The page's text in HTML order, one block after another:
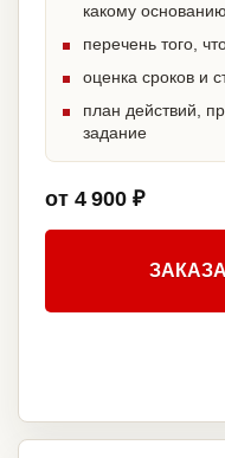
какому основанию
перечень того,
оценка сроков и
план действий,
задание
от 4 900 ₽